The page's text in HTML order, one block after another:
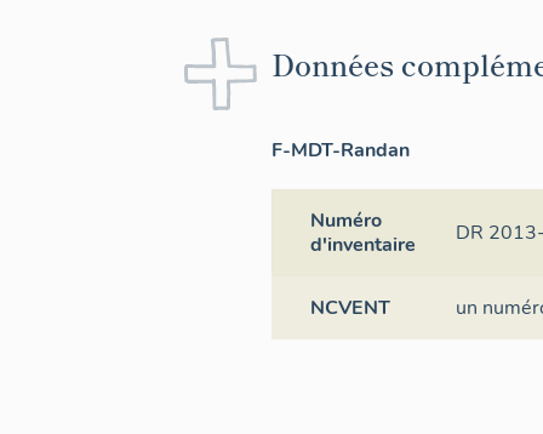
Données
F-MDT-Randan
Numéro
d'inventaire
DR
NCVENT un